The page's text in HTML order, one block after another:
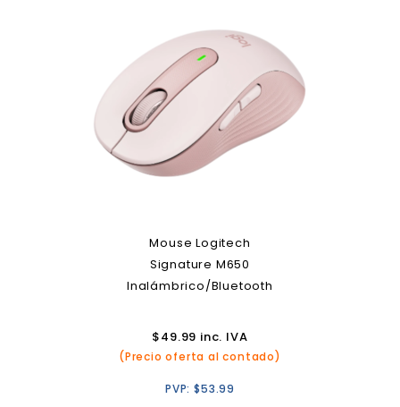
Mouse Logitech
Signature M650
Inalámbrico/Bluetooth
$49.99 inc. IVA
(Precio oferta al contado)
PVP:$53.99